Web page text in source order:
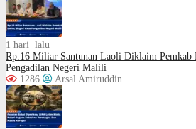
1 hari lalu
Rp.16 Miliar Santunan Laoli Diklaim
Pengadilan Negeri Malili
1286
Arsal Amiruddin